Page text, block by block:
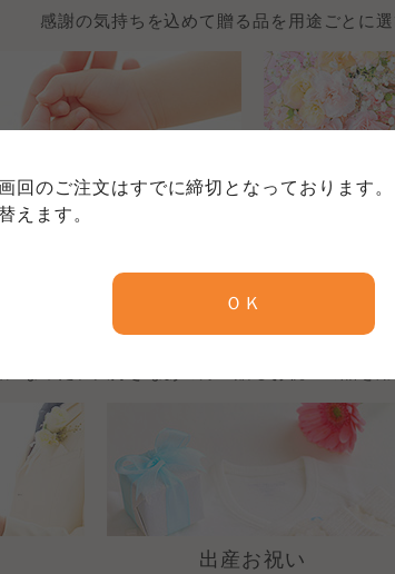
回のご注文はすでに締切となっております
えます。
ＯＫ
感謝の気持ちを込めて贈る品を用途ごとに
出産内祝い
お祝いを贈る
出産お祝い
款（ご利用規約・ご利
託を受けて、コープきんき事業連合が運営
利用ください。なお、クチコミ投稿につい
大阪いずみ市民生協 わかや
個人情報保護方針につ
託を受けて、コープきんき事業連合が運営
生協の「個人情報保護方針」にもどづいて
「個人情報保護方針」については各生協の
な
大阪いずみ市民生協 わかや
特定商取引法に基づく表記
託を受けて、コープきんき事業連合が運営
表記について」については各生協のボタンを